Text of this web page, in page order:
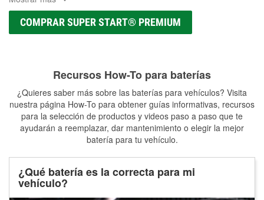
COMPRAR SUPER START® PREMIUM
Recursos How-To para baterías
¿Quieres saber más sobre las baterías para vehículos? Visita
nuestra página How-To para obtener guías informativas, recursos
para la selección de productos y videos paso a paso que te
ayudarán a reemplazar, dar mantenimiento o elegir la mejor
batería para tu vehículo.
¿Qué batería es la correcta para mi
vehículo?